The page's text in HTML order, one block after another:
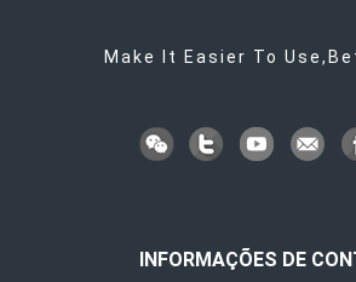
Make It Easier To
INFORMAÇÕES DE